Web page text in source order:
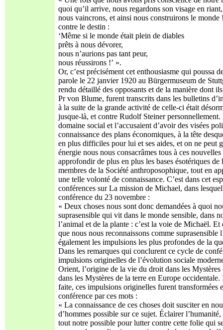
quoi qu’il arrive, nous regardons son visage en
nous vaincrons, et ainsi nous construirons le
contre le destin :
‘Même si le monde était plein de diables
prêts à nous dévorer,
nous n’aurions pas tant peur,
nous réussirons !’ ».
Or, c’est précisément cet enthousiasme qui poussa
parole le 22 janvier 1920 au Bürgermuseum de
rendu détaillé des opposants et de la manière dont
Pr von Blume, furent transcrits dans les bulletins
à la suite de la grande activité de celle-ci était
jusque-là, et contre Rudolf Steiner
domaine social et l’accusaient d’avoir des visées
connaissance des plans économiques, à la tête
en plus difficiles pour lui et ses aides, et on ne peut
énergie nous nous consacrâmes tous à ces
approfondir de plus en plus les bases ésotériques
membres de la Société anthroposophique, tout en
une telle volonté de connaissance. C’est dans cet
conférences sur La mission de Michael, dans
conférence du 23 novembre :
« Deux choses nous sont donc demandées à quoi
suprasensible qui vit dans le monde sensible, dans
l’animal et de la plante : c’est la voie de Michaël.
que nous nous reconnaissons comme
également les impulsions les plus profondes de la
Dans les remarques qui conclurent ce cycle de
impulsions originelles de l’évolution sociale
Orient, l’origine de la vie du droit dans les Mystères
dans les Mystères de la terre en Europe
faite, ces impulsions originelles furent
conférence par ces mots :
« La connaissance de ces choses doit susciter en
d’hommes possible sur ce sujet. Éclairer
tout notre possible pour lutter contre cette folie qui